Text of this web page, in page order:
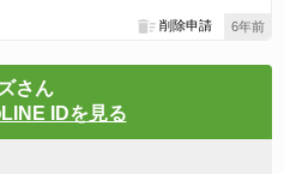
6年前
削除申請
さん
IDを見る